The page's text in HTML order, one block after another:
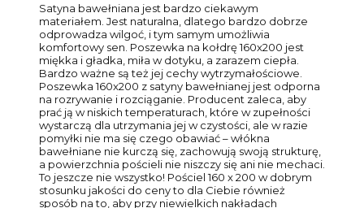
Satyna bawełniana jest bardzo ciekawym
materiałem. Jest naturalna, dlatego bardzo dobrze
odprowadza wilgoć, i tym samym umożliwia
komfortowy sen. Poszewka na kołdrę 160x200 jest
miękka i gładka, miła w dotyku, a zarazem ciepła.
Bardzo ważne są też jej cechy wytrzymałościowe.
Poszewka 160x200 z satyny bawełnianej jest odporna
na rozrywanie i rozciąganie. Producent zaleca, aby
prać ją w niskich temperaturach, które w zupełności
wystarczą dla utrzymania jej w czystości, ale w razie
pomyłki nie ma się czego obawiać – włókna
bawełniane nie kurczą się, zachowują swoją strukturę,
a powierzchnia pościeli nie niszczy się ani nie mechaci.
To jeszcze nie wszystko! Pościel 160 x 200 w dobrym
stosunku jakości do ceny to dla Ciebie również
sposób na to, aby przy niewielkich nakładach